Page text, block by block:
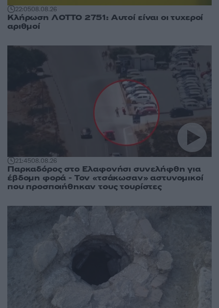
22:0508.08.26
Κλήρωση ΛΟΤΤΟ 2751: Αυτοί είναι οι τυχεροί
αριθμοί
21:4508.08.26
Παρκαδόρος στο Ελαφονήσι συνελήφθη για
έβδομη φορά - Τον «τσάκωσαν» αστυνομικοί
που προσποιήθηκαν τους τουρίστες